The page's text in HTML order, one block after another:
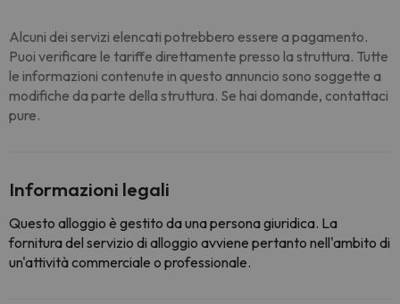
Alcuni dei servizi elencati potrebbero essere a pagamento.
Puoi verificare le tariffe direttamente presso la struttura. Tutte
le informazioni contenute in questo annuncio sono soggette a
modifiche da parte della struttura. Se hai domande, contattaci
pure.
Informazioni legali
Questo alloggio è gestito da una persona giuridica. La
fornitura del servizio di alloggio avviene pertanto nell'ambito di
un'attività commerciale o professionale.